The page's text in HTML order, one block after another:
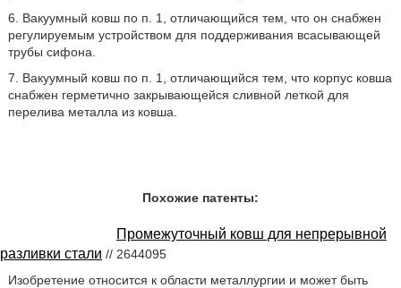
6. Вакуумный ковш по п. 1, отличающийся тем, что он снабжен
регулируемым устройством для поддерживания всасывающей
трубы сифона.
7. Вакуумный ковш по п. 1, отличающийся тем, что корпус ковша
снабжен герметично закрывающейся сливной леткой для
перелива металла из ковша.
Похожие патенты:
Промежуточный ковш для непрерывной
разливки стали // 2644095
Изобретение относится к области металлургии и может быть